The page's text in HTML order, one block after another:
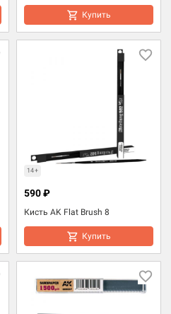
Купить
14+
Кисть AK Flat Brush 8
590 ₽
Купить